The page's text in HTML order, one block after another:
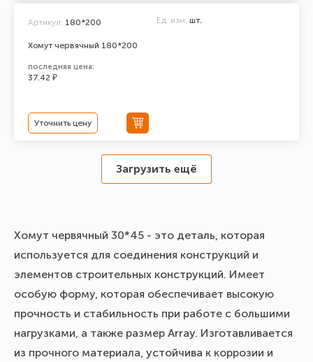
Хомут червячный 180*200
Артикул: 180*200 Ед. изм. шт.
последняя цена:
37.42 ₽
Уточнить цену
Загрузить ещё
Хомут червячный 30*45 - это деталь, которая
используется для соединения конструкций и
элементов строительных конструкций. Имеет
особую форму, которая обеспечивает высокую
прочность и стабильность при работе с большими
нагрузками, а также размер Array. Изготавливается
из прочного материала, устойчива к коррозии и